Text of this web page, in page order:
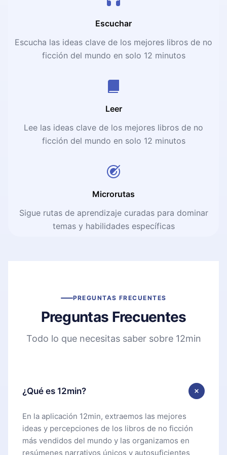
Escuchar
Escucha las ideas clave de los mejores libros de no
ficción del mundo en solo 12 minutos
Leer
Lee las ideas clave de los mejores libros de no
ficción del mundo en solo 12 minutos
Microrutas
Sigue rutas de aprendizaje curadas para dominar
temas y habilidades específicas
PREGUNTAS FRECUENTES
Preguntas Frecuentes
Todo lo que necesitas saber sobre 12min
¿Qué es 12min?
En la aplicación 12min, extraemos las mejores
ideas y percepciones de los libros de no ficción
más vendidos del mundo y las organizamos en
resúmenes narrativos únicos y autosuficientes